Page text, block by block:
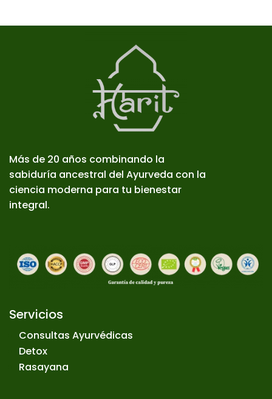
Más de 20 años combinando la
sabiduría ancestral del Ayurveda con la
ciencia moderna para tu bienestar
integral.
Servicios
Consultas Ayurvédicas
Detox
Rasayana